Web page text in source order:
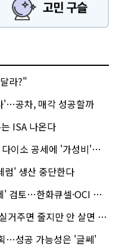
라?"
'…공차, 매각 성공할까
ISA 나온다
공세에 '가성비'로 맞불
럼' 생산 중단한다
…한화큐셀·OCI 영향은?
면 줄지만 안 살면 2.5배
…성공 가능성은 '글쎄'